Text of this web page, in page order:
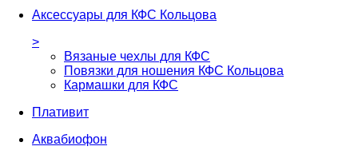
Аксессуары для КФС Кольцова
>
Вязаные чехлы для КФС
Повязки для ношения КФС Кольцова
Кармашки для КФС
Плативит
Аквабиофон